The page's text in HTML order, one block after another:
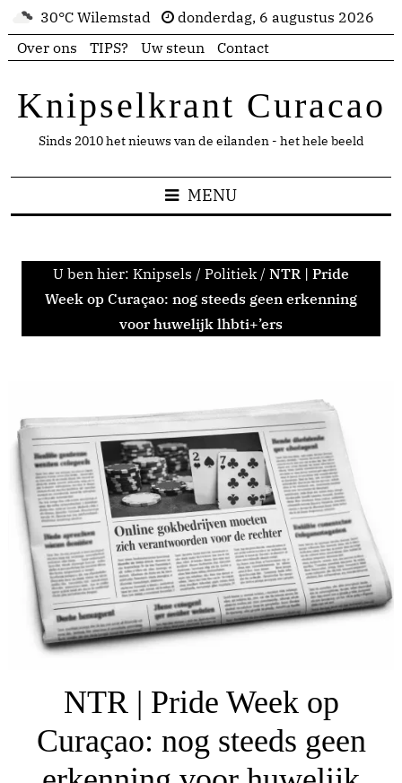
30°C Wilemstad
donderdag, 6 augustus 2026
Over ons
TIPS? Uw steun Contact
Knipselkrant Curacao
Sinds 2010 het nieuws van de eilanden - het hele beeld
MENU
U ben hier: Knipsels / Politiek / NTR | Pride
Week op Curaçao: nog steeds geen erkenning
voor huwelijk lhbti+’ers
NTR | Pride Week op
Curaçao: nog steeds geen